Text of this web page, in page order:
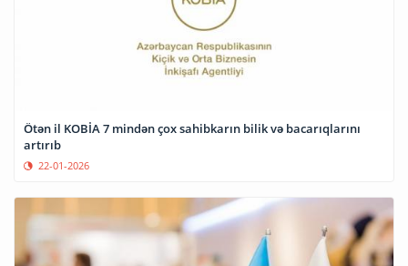
Ötən il KOBİA 7 mindən çox sahibkarın bilik və bacarıqlarını
artırıb
22-01-2026